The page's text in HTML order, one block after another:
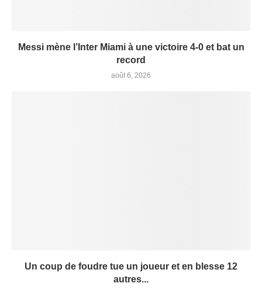
Messi mène l’Inter Miami à une victoire 4-0 et bat un
record
août 6, 2026
Un coup de foudre tue un joueur et en blesse 12
autres...